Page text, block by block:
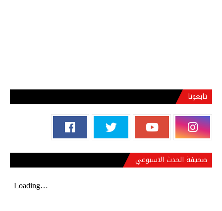
تابعونا
صحيفة الحدث الاسبوعي